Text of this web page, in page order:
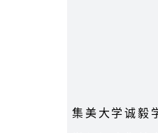
集美大学诚毅